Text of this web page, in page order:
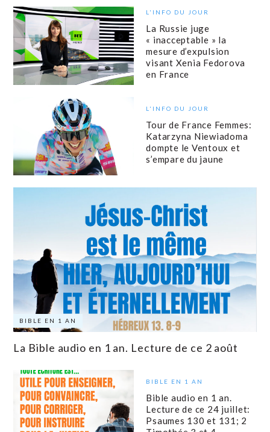
L'INFO DU JOUR
La Russie juge
« inacceptable » la
mesure d’expulsion
visant Xenia Fedorova
en France
L'INFO DU JOUR
Tour de France Femmes:
Katarzyna Niewiadoma
dompte le Ventoux et
s’empare du jaune
BIBLE EN 1 AN
La Bible audio en 1 an. Lecture de ce 2 août
BIBLE EN 1 AN
Bible audio en 1 an.
Lecture de ce 24 juillet:
Psaumes 130 et 131; 2